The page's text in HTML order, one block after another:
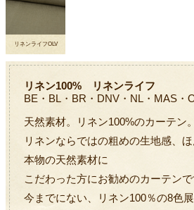
リネンライフOLV
リネン100% リネンライフ
BE・BL・BR・DNV・NL・MAS・
天然素材。リネン100%のカーテン。
リネンならではの粗めの生地感、
本物の天然素材に
こだわった方にお勧めのカーテンで
今までにない、リネン100％の8色展